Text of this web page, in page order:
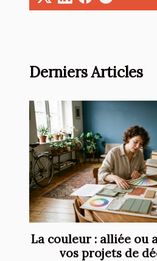
Derniers Articles
La couleur : alliée ou
vos projets de